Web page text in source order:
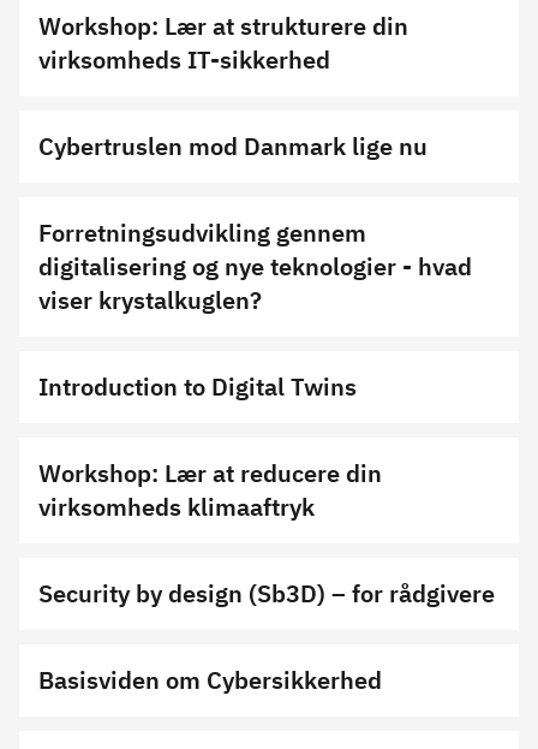
Workshop: Lær at strukturere din
virksomheds IT-sikkerhed
Cybertruslen mod Danmark lige nu
Forretningsudvikling gennem
digitalisering og nye teknologier - hvad
viser krystalkuglen?
Introduction to Digital Twins
Workshop: Lær at reducere din
virksomheds klimaaftryk
Security by design (Sb3D) – for rådgivere
Basisviden om Cybersikkerhed